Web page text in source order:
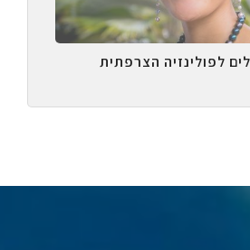
לפולינזיה הצרפתית